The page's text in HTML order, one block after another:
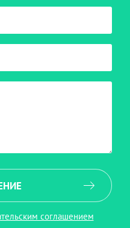
соглашением